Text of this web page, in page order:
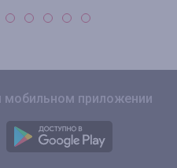
мобильном приложении